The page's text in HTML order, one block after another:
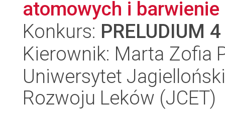
atomowych i
Konkurs: PRELUDIUM 4
Kierownik: Marta Zofia
Uniwersytet
Rozwoju Leków (JCET)